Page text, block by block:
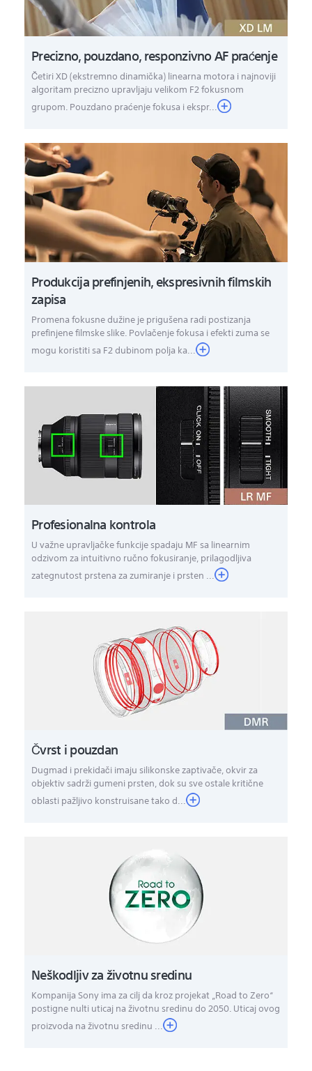
Precizno, pouzdano, responzivno AF praćenje
Četiri XD (ekstremno dinamička) linearna motora i najnoviji
algoritam precizno upravljaju velikom F2 fokusnom
grupom. Pouzdano praćenje fokusa i ekspr...
Produkcija prefinjenih, ekspresivnih filmskih
zapisa
Promena fokusne dužine je prigušena radi postizanja
prefinjene filmske slike. Povlačenje fokusa i efekti zuma se
mogu koristiti sa F2 dubinom polja ka...
Profesionalna kontrola
U važne upravljačke funkcije spadaju MF sa linearnim
odzivom za intuitivno ručno fokusiranje, prilagodljiva
zategnutost prstena za zumiranje i prsten ...
Čvrst i pouzdan
Dugmad i prekidači imaju silikonske zaptivače, okvir za
objektiv sadrži gumeni prsten, dok su sve ostale kritične
oblasti pažljivo konstruisane tako d...
Neškodljiv za životnu sredinu
Kompanija Sony ima za cilj da kroz projekat „Road to Zero“
postigne nulti uticaj na životnu sredinu do 2050. Uticaj ovog
proizvoda na životnu sredinu ...